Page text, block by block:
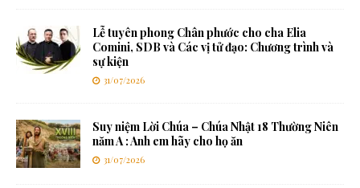
Lễ tuyên phong Chân phước cho cha Elia
Comini, SDB và Các vị tử đạo: Chương trình và
sự kiện
31/07/2026
Suy niệm Lời Chúa – Chúa Nhật 18 Thường Niên
năm A : Anh em hãy cho họ ăn
31/07/2026